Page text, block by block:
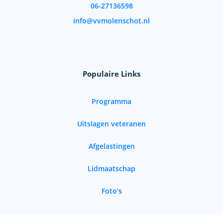
06-27136598
info@vvmolenschot.nl
Populaire Links
Programma
Uitslagen veteranen
Afgelastingen
Lidmaatschap
Foto's